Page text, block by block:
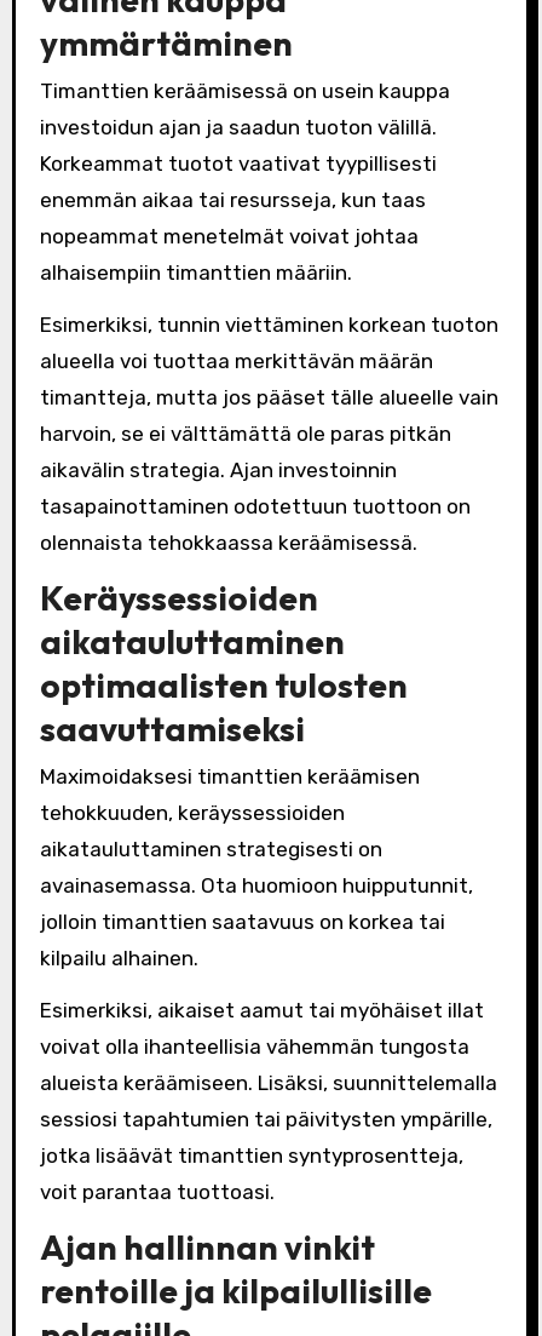
ymmärtäminen
Timanttien keräämisessä on usein kauppa
investoidun ajan ja saadun tuoton välillä.
Korkeammat tuotot vaativat tyypillisesti
enemmän aikaa tai resursseja, kun taas
nopeammat menetelmät voivat johtaa
alhaisempiin timanttien määriin.
Esimerkiksi, tunnin viettäminen korkean tuoton
alueella voi tuottaa merkittävän määrän
timantteja, mutta jos pääset tälle alueelle vain
harvoin, se ei välttämättä ole paras pitkän
aikavälin strategia. Ajan investoinnin
tasapainottaminen odotettuun tuottoon on
olennaista tehokkaassa keräämisessä.
Keräyssessioiden
aikatauluttaminen
optimaalisten tulosten
saavuttamiseksi
Maximoidaksesi timanttien keräämisen
tehokkuuden, keräyssessioiden
aikatauluttaminen strategisesti on
avainasemassa. Ota huomioon huipputunnit,
jolloin timanttien saatavuus on korkea tai
kilpailu alhainen.
Esimerkiksi, aikaiset aamut tai myöhäiset illat
voivat olla ihanteellisia vähemmän tungosta
alueista keräämiseen. Lisäksi, suunnittelemalla
sessiosi tapahtumien tai päivitysten ympärille,
jotka lisäävät timanttien syntyprosentteja,
voit parantaa tuottoasi.
Ajan hallinnan vinkit
rentoille ja kilpailullisille